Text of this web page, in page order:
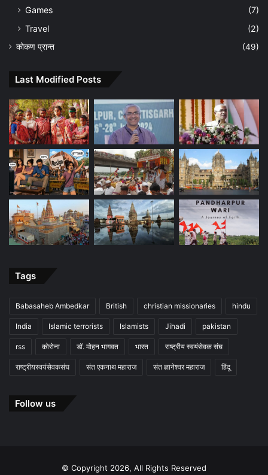
Games
(7)
Travel
(2)
कोकण प्रान्त (49)
Last Modified Posts
Tags
Babasaheb Ambedkar British christian missionaries hindu
India Islamic terrorists Islamists Jihadi pakistan
rss कोरोना डॉ. मोहन भागवत भारत राष्ट्रीय स्वयंसेवक संघ
राष्ट्रीयस्वयंसेवकसंघ संत एकनाथ महाराज संत ज्ञानेश्वर महाराज हिंदू
Follow us
© Copyright 2026, All Rights Reserved